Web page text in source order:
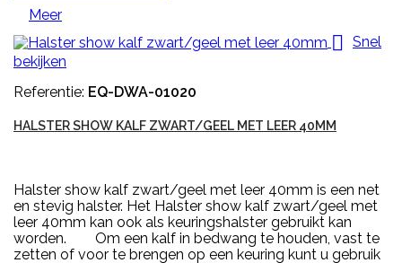
Meer
 Snel
bekijken
Referentie: EQ-DWA-01020
HALSTER SHOW KALF ZWART/GEEL MET LEER 40MM
Halster show kalf zwart/geel met leer 40mm is een net
en stevig halster. Het Halster show kalf zwart/geel met
leer 40mm kan ook als keuringshalster gebruikt kan
worden. Om een kalf in bedwang te houden, vast te
zetten of voor te brengen op een keuring kunt u gebruik